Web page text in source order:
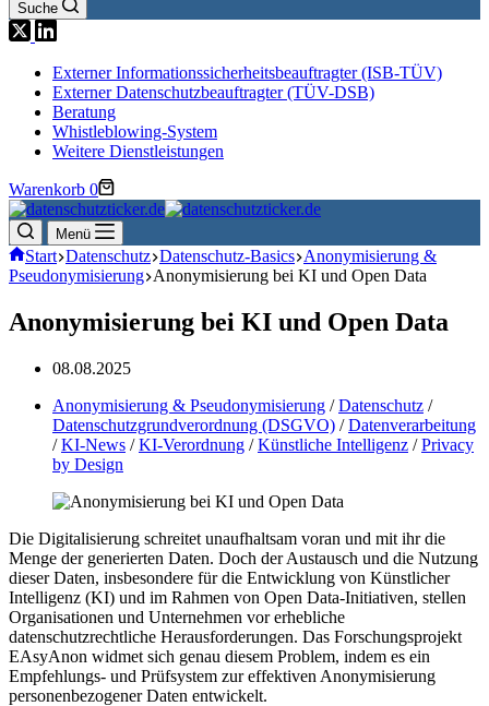
Suche
Externer Informationssicherheitsbeauftragter (ISB-TÜV)
Externer Datenschutzbeauftragter (TÜV-DSB)
Beratung
Whistleblowing-System
Weitere Dienstleistungen
Warenkorb 0
Menü
Start Datenschutz Datenschutz-Basics Anonymisierung &
Pseudonymisierung Anonymisierung bei KI und Open Data
Anonymisierung bei KI und Open Data
08.08.2025
Anonymisierung & Pseudonymisierung /Datenschutz /
Datenschutzgrundverordnung (DSGVO) /Datenverarbeitung
/KI-News /KI-Verordnung /Künstliche Intelligenz /Privacy
by Design
Die Digitalisierung schreitet unaufhaltsam voran und mit ihr die
Menge der generierten Daten. Doch der Austausch und die Nutzung
dieser Daten, insbesondere für die Entwicklung von Künstlicher
Intelligenz (KI) und im Rahmen von Open Data-Initiativen, stellen
Organisationen und Unternehmen vor erhebliche
datenschutzrechtliche Herausforderungen. Das Forschungsprojekt
EAsyAnon widmet sich genau diesem Problem, indem es ein
Empfehlungs- und Prüfsystem zur effektiven Anonymisierung
personenbezogener Daten entwickelt.